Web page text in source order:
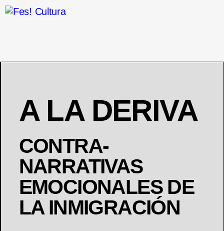
A LA DERIVA
CONTRA-
NARRATIVAS
EMOCIONALES DE
LA INMIGRACIÓN